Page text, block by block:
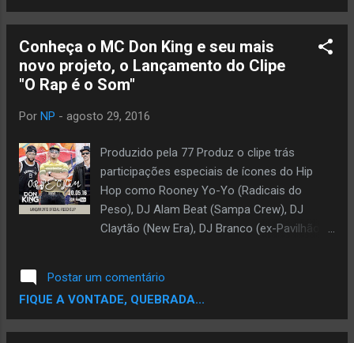
Conheça o MC Don King e seu mais
novo projeto, o Lançamento do Clipe
"O Rap é o Som"
Por NP - agosto 29, 2016
Produzido pela 77 Produz o clipe trás
participações especiais de ícones do Hip
Hop como Rooney Yo-Yo (Radicais do
Peso), DJ Alam Beat (Sampa Crew), DJ
Claytão (New Era), DJ Branco (ex-Pavilhão 9)
fundo o grafite monstro de Bliss em uma
parede situada no Largo da Batata em
Pinheiros. FICHA TÉCNICA DO VÍDEO:
Postar um comentário
FIQUE A VONTADE, QUEBRADA...